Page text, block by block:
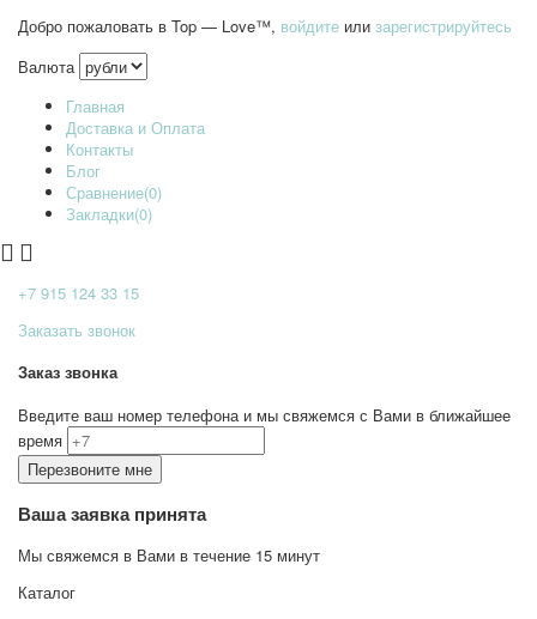
Добро пожаловать в Top — Love™, войдите или зарегистрируйтесь
Валюта
Главная
Доставка и Оплата
Контакты
Блог
Сравнение(0)
Закладки(0)
+7 915 124 33 15
Заказать звонок
Заказ звонка
Введите ваш номер телефона и мы свяжемся с Вами в ближайшее
время
Ваша заявка принята
Мы свяжемся в Вами в течение 15 минут
Каталог